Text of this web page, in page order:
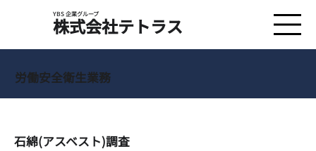
YBS 企業グループ
​株式会社テトラス
労働安全衛生業務
石綿(アスベスト)調査